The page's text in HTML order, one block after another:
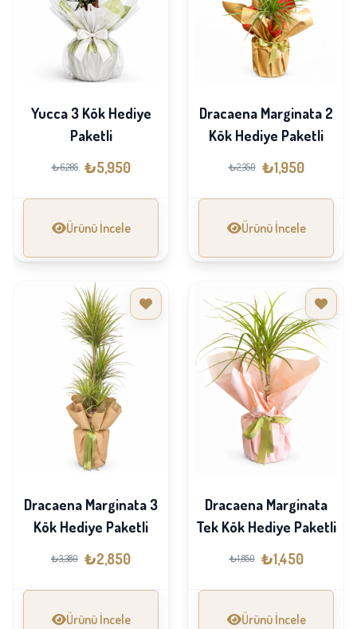
Yucca 3 Kök Hediye
Paketli
₺6,285 ₺5,950
Ürünü İncele
Dracaena Marginata 2
Kök Hediye Paketli
₺2,350 ₺1,950
Ürünü İncele
Dracaena Marginata 3
Kök Hediye Paketli
₺3,380 ₺2,850
Ürünü İncele
Dracaena Marginata
Tek Kök Hediye Paketli
₺1,850 ₺1,450
Ürünü İncele